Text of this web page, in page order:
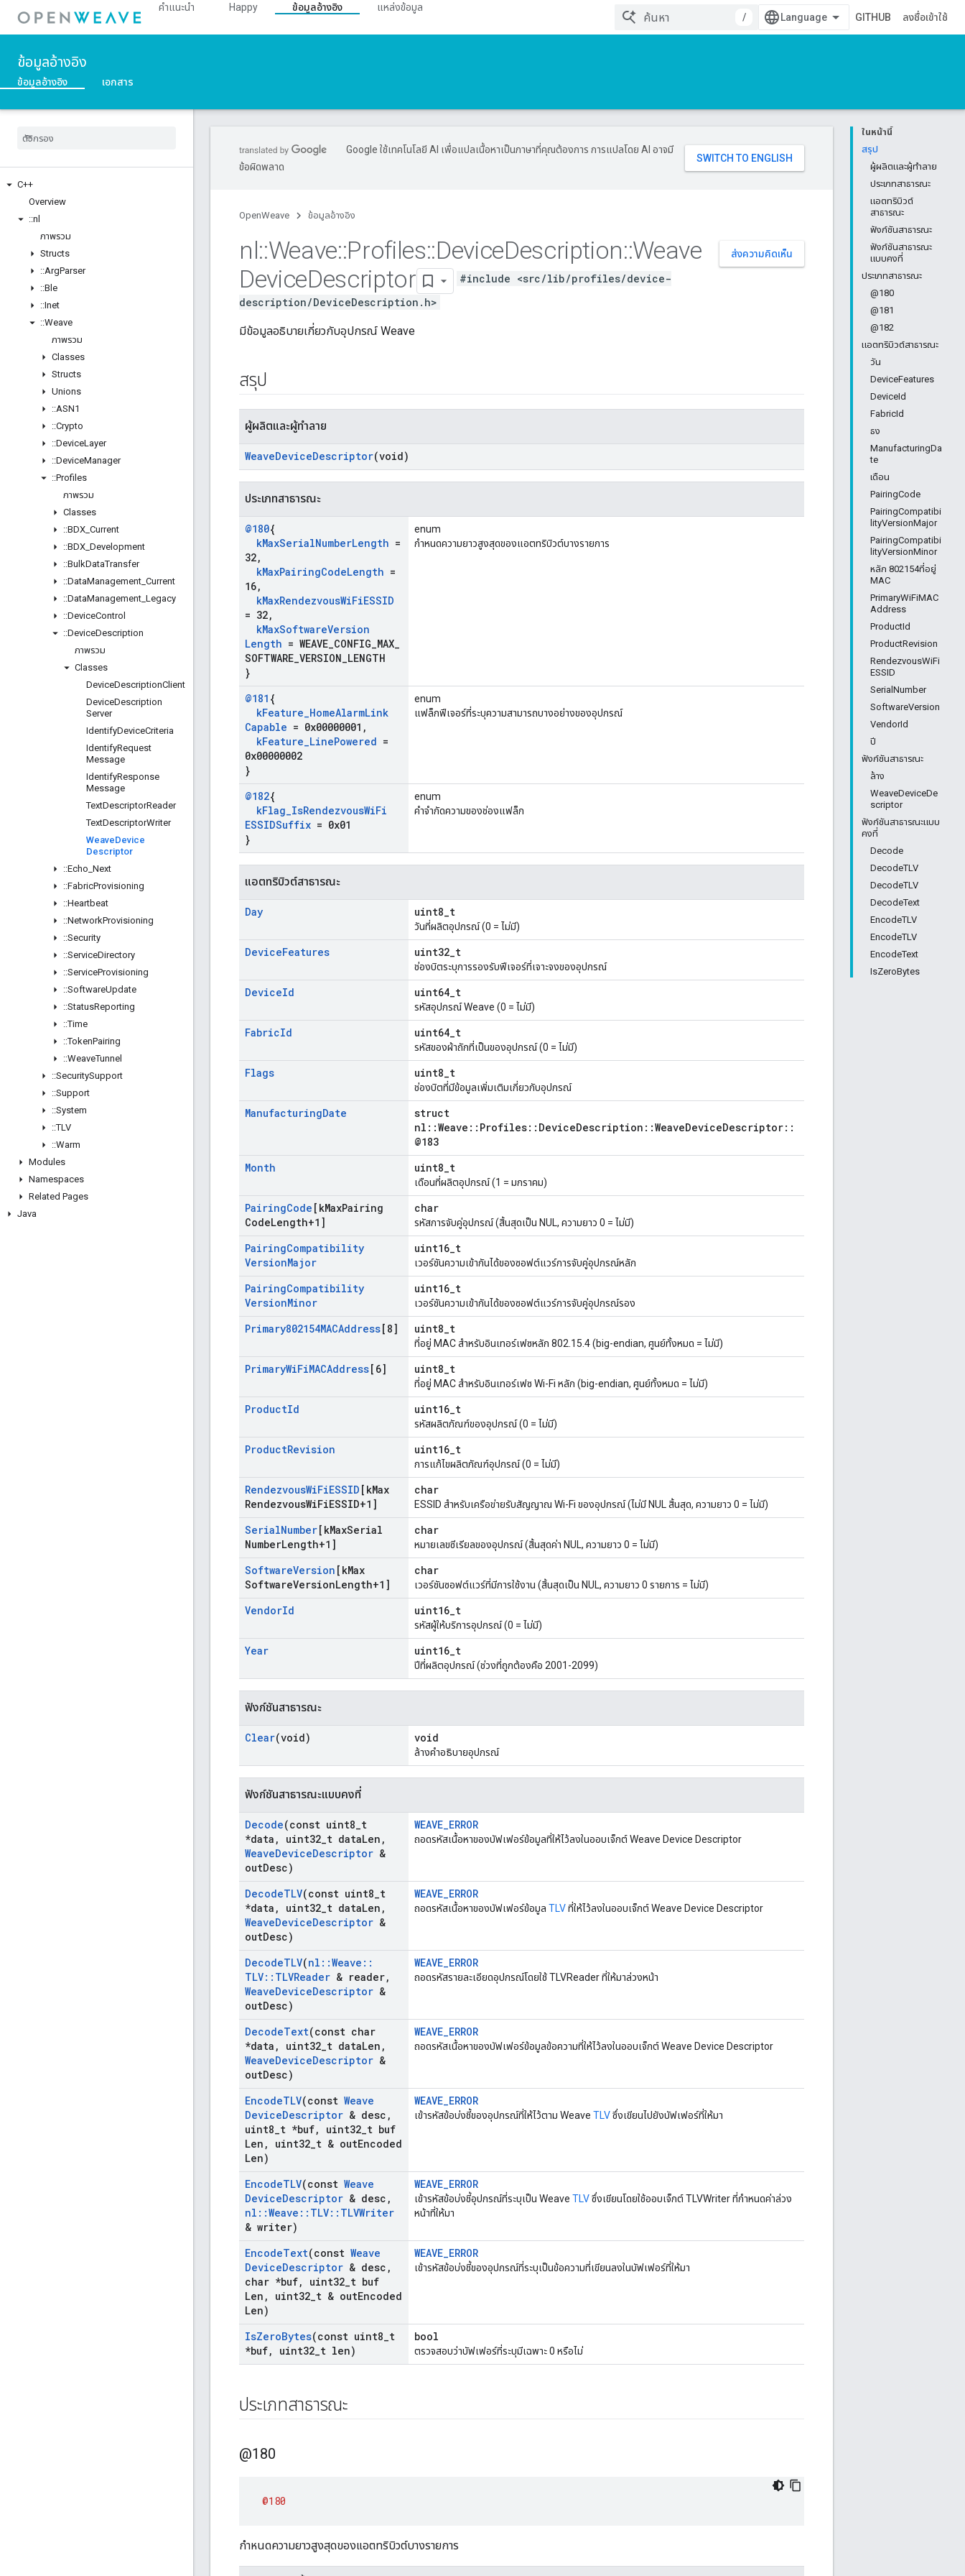
คำแนะนำ Happy ข้อมูลอ้างอิง
แหล่งข้อมูล
/
GITHUB ลงชื่อเข้าใช้
ข้อมูลอ้างอิง
ข้อมูลอ้างอิง เอกสาร
C++
Overview
::nl
ภาพรวม
Structs
::ArgParser
::Ble
::Inet
::Weave
ภาพรวม
Classes
Structs
Unions
::ASN1
::Crypto
::DeviceLayer
::DeviceManager
::Profiles
ภาพรวม
Classes
::BDX Current
::BDX Development
::BulkDataTransfer
::DataManagement Current
::DataManagement Legacy
::DeviceControl
::DeviceDescription
ภาพรวม
Classes
DeviceDescriptionClient
DeviceDescription
Server
IdentifyDeviceCriteria
IdentifyRequest
Message
IdentifyResponse
Message
TextDescriptorReader
TextDescriptorWriter
WeaveDevice
Descriptor
::Echo Next
::FabricProvisioning
::Heartbeat
::NetworkProvisioning
::Security
::ServiceDirectory
::ServiceProvisioning
::SoftwareUpdate
::StatusReporting
::Time
::TokenPairing
::WeaveTunnel
::SecuritySupport
::Support
::System
::TLV
::Warm
Modules
Namespaces
Related Pages
Java
ในหน้านี้
สรุป
ผู้ผลิตและผู้ทำลาย
ประเภทสาธารณะ
แอตทริบิวต์
สาธารณะ
ฟังก์ชันสาธารณะ
ฟังก์ชันสาธารณะ
แบบคงที่
ประเภทสาธารณะ
@180
@181
@182
แอตทริบิวต์สาธารณะ
วัน
DeviceFeatures
DeviceId
FabricId
ธง
ManufacturingDa
te
เดือน
PairingCode
PairingCompatibi
lityVersionMajor
PairingCompatibi
lityVersionMinor
หลัก 802154ที่อยู่
MAC
PrimaryWiFiMAC
Address
ProductId
ProductRevision
RendezvousWiFi
ESSID
SerialNumber
SoftwareVersion
VendorId
ปี
ฟังก์ชันสาธารณะ
ล้าง
WeaveDeviceDe
scriptor
ฟังก์ชันสาธารณะแบบ
คงที่
Decode
DecodeTLV
DecodeTLV
DecodeText
EncodeTLV
EncodeTLV
EncodeText
IsZeroBytes
Google ใช้เทคโนโลยี AI เพื่อแปลเนื้อหาเป็นภาษาที่คุณต้องการ การแปลโดย AI อาจมี
ข้อผิดพลาด
OpenWeave ข้อมูลอ้างอิง
ส่งความคิดเห็น
nl::Weave::Profiles::DeviceDescription::Weave
DeviceDescriptor
#include <src/lib/profiles/device-
description/DeviceDescription.h>
มีข้อมูลอธิบายเกี่ยวกับอุปกรณ์ Weave
สรุป
ผู้ผลิตและผู้ทำลาย
WeaveDeviceDescriptor(void)
ประเภทสาธารณะ
@180{
kMaxSerialNumberLength =
32,
kMaxPairingCodeLength =
16,
kMaxRendezvousWiFiESSID
= 32,
kMaxSoftwareVersion
Length = WEAVE CONFIG MAX
SOFTWARE VERSION LENGTH
}
enum
กำหนดความยาวสูงสุดของแอตทริบิวต์บางรายการ
@181 {
kFeature_HomeAlarmLink
Capable = 0x00000001 ,
kFeature_LinePowered =
0x00000002
}
enum
แฟล็กฟีเจอร์ที่ระบุความสามารถบางอย่างของอุปกรณ์
@182{
kFlag_IsRendezvousWiFi
ESSIDSuffix = 0x01
}
enum
คำจำกัดความของช่องแฟล็ก
แอตทริบิวต์สาธารณะ
Day uint8_t
วันที่ผลิตอุปกรณ์ (0 = ไม่มี)
DeviceFeatures uint32_t
ช่องบิตระบุการรองรับฟีเจอร์ที่เจาะจงของอุปกรณ์
DeviceId uint64_t
รหัสอุปกรณ์ Weave (0 = ไม่มี)
FabricId uint64_t
รหัสของผ้าถักที่เป็นของอุปกรณ์ (0 = ไม่มี)
Flags uint8_t
ช่องบิตที่มีข้อมูลเพิ่มเติมเกี่ยวกับอุปกรณ์
ManufacturingDate
struct
nl::Weave::Profiles::DeviceDescription::WeaveDeviceDescriptor::
@183
Month
uint8_t
เดือนที่ผลิตอุปกรณ์ (1 = มกราคม)
PairingCode [kMaxPairing
CodeLength+1]
char
รหัสการจับคู่อุปกรณ์ (สิ้นสุดเป็น NUL, ความยาว 0 = ไม่มี)
PairingCompatibility
VersionMajor
uint16_t
เวอร์ชันความเข้ากันได้ของซอฟต์แวร์การจับคู่อุปกรณ์หลัก
PairingCompatibility
VersionMinor
uint16_t
เวอร์ชันความเข้ากันได้ของซอฟต์แวร์การจับคู่อุปกรณ์รอง
Primary802154MACAddress[8] uint8_t
ที่อยู่ MAC สำหรับอินเทอร์เฟซหลัก 802.15.4 (big-endian, ศูนย์ทั้งหมด = ไม่มี)
PrimaryWiFiMACAddress[6] uint8_t
ที่อยู่ MAC สำหรับอินเทอร์เฟซ Wi-Fi หลัก (big-endian, ศูนย์ทั้งหมด = ไม่มี)
ProductId uint16_t
รหัสผลิตภัณฑ์ของอุปกรณ์ (0 = ไม่มี)
ProductRevision uint16_t
การแก้ไขผลิตภัณฑ์อุปกรณ์ (0 = ไม่มี)
RendezvousWiFiESSID [kMax
RendezvousWiFiESSID+1]
char
ESSID สำหรับเครือข่ายรับสัญญาณ Wi-Fi ของอุปกรณ์ (ไม่มี NUL สิ้นสุด, ความยาว 0 = ไม่มี)
SerialNumber[kMaxSerial
NumberLength+1]
char
หมายเลขซีเรียลของอุปกรณ์ (สิ้นสุดค่า NUL, ความยาว 0 = ไม่มี)
SoftwareVersion [kMax
SoftwareVersionLength+1]
char
เวอร์ชันซอฟต์แวร์ที่มีการใช้งาน (สิ้นสุดเป็น NUL, ความยาว 0 รายการ = ไม่มี)
VendorId uint16_t
รหัสผู้ให้บริการอุปกรณ์ (0 = ไม่มี)
Year uint16_t
ปีที่ผลิตอุปกรณ์ (ช่วงที่ถูกต้องคือ 2001-2099)
ฟังก์ชันสาธารณะ
Clear(void) void
ล้างคำอธิบายอุปกรณ์
ฟังก์ชันสาธารณะแบบคงที่
Decode(const uint8 t
*data , uint32 t dataLen ,
WeaveDeviceDescriptor &
outDesc)
WEAVE_ERROR
ถอดรหัสเนื้อหาของบัฟเฟอร์ข้อมูลที่ให้ไว้ลงในออบเจ็กต์ Weave Device Descriptor
DecodeTLV(const uint8 t
*data , uint32 t dataLen ,
WeaveDeviceDescriptor &
outDesc)
WEAVE_ERROR
ถอดรหัสเนื้อหาของบัฟเฟอร์ข้อมูล TLVที่ให้ไว้ลงในออบเจ็กต์ Weave Device Descriptor
DecodeTLV(nl ::Weave ::
TLV:: TLVReader & reader,
WeaveDeviceDescriptor &
outDesc)
WEAVE_ERROR
ถอดรหัสรายละเอียดอุปกรณ์โดยใช้ TLVReader ที่ให้มาล่วงหน้า
DecodeText(const char
*data , uint32 t dataLen ,
WeaveDeviceDescriptor &
outDesc)
WEAVE_ERROR
ถอดรหัสเนื้อหาของบัฟเฟอร์ข้อมูลข้อความที่ให้ไว้ลงในออบเจ็กต์ Weave Device Descriptor
EncodeTLV(const Weave
DeviceDescriptor & desc ,
uint8 t *buf, uint32 t buf
Len , uint32 t & outEncoded
Len)
WEAVE_ERROR
เข้ารหัสข้อบ่งชี้ของอุปกรณ์ที่ให้ไว้ตาม Weave TLVซึ่งเขียนไปยังบัฟเฟอร์ที่ให้มา
EncodeTLV(const Weave
DeviceDescriptor & desc ,
nl ::Weave :: TLV:: TLVWriter
& writer)
WEAVE_ERROR
เข้ารหัสข้อบ่งชี้อุปกรณ์ที่ระบุเป็น Weave TLVซึ่งเขียนโดยใช้ออบเจ็กต์ TLVWriter ที่กำหนดค่าล่วง
หน้าที่ให้มา
EncodeText(const Weave
DeviceDescriptor & desc ,
char *buf, uint32 t buf
Len , uint32 t & outEncoded
Len)
WEAVE_ERROR
เข้ารหัสข้อบ่งชี้ของอุปกรณ์ที่ระบุเป็นข้อความที่เขียนลงในบัฟเฟอร์ที่ให้มา
IsZeroBytes(const uint8 t
*buf, uint32 t len)
bool
ตรวจสอบว่าบัฟเฟอร์ที่ระบุมีเฉพาะ 0 หรือไม่
ประเภทสาธารณะ
@180
@180
กำหนดความยาวสูงสุดของแอตทริบิวต์บางรายการ